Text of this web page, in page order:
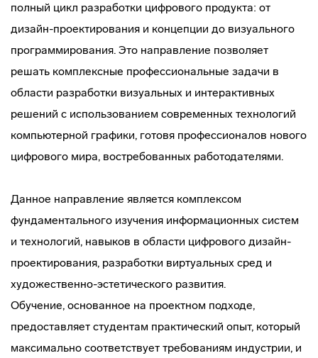
полный цикл разработки цифрового продукта: от
дизайн-проектирования и концепции до визуального
программирования. Это направление позволяет
решать комплексные профессиональные задачи в
области разработки визуальных и интерактивных
решений с использованием современных технологий
компьютерной графики, готовя профессионалов нового
цифрового мира, востребованных работодателями.
Данное направление является комплексом
фундаментального изучения информационных систем
и технологий, навыков в области цифрового дизайн-
проектирования, разработки виртуальных сред и
художественно-эстетического развития.
Обучение, основанное на проектном подходе,
предоставляет студентам практический опыт, который
максимально соответствует требованиям индустрии, и